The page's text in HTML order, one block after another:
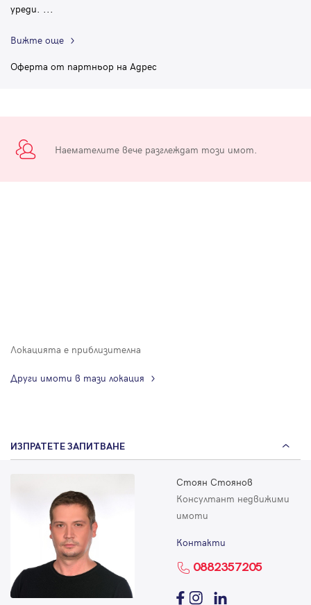
уреди. ...
Вижте още
Оферта от партньор на Адрес
Наемателите вече разглеждат този имот.
Локацията е приблизителна
Други имоти в тази локация
ИЗПРАТЕТЕ ЗАПИТВАНЕ
Стоян Стоянов
Консултант недвижими
имоти
Контакти
0882357205